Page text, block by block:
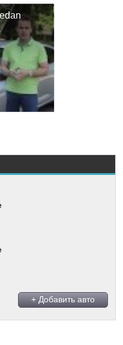
зовсім ходову не
не звертаючи увагу на
+ Добавить авто